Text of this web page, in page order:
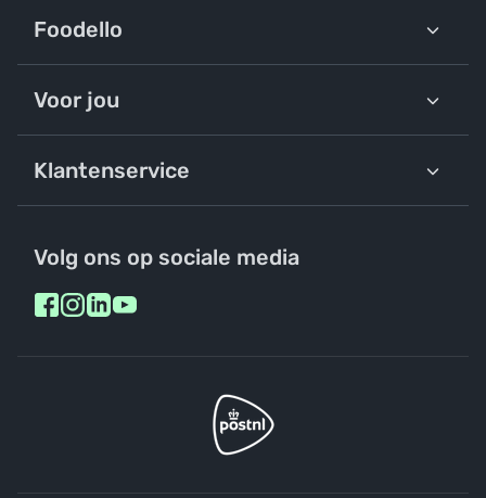
Foodello
Voor jou
Klantenservice
Volg ons op sociale media